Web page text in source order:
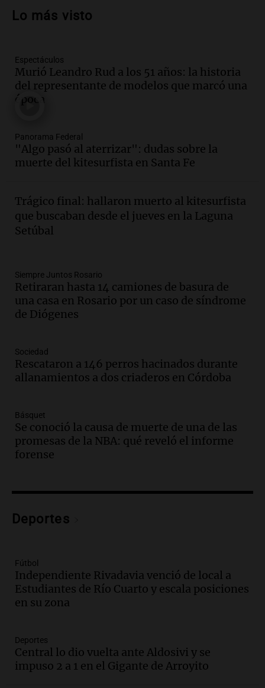
en Villa María
Audio.
la Bulaya abrirá sus puertas mañana con
diversas actividades y sorpresas
Panorama Federal
edificios y proyecta una casa del
estudiante con 48 municipios
involucrados
Episodios
Audio.1° gol de Rosario Central a
Aldosivi (Zalazar en contra) - relato
Gato Greco
Audio.Recomendaciones de vino
bonarda para disfrutar el fin de semana
en Mendoza
Panorama Federal
Audio.
en la Sociedad Rural de Bulaya con
actividades para toda la familia
Audio.
edificios y una casa del estudiante para
jóvenes de la región
Panorama Federal
Audio.Preparativos finales para la gran
Bulaya este sábado
Audio.
Congreso y evacuación por derrame de
oxígeno en Montecastro
Panorama Federal
y llega avión para escuelas de la décima
brigada aérea
Panorama Federal
Lo más visto
Espectáculos
Murió Leandro Rud a los 51 años: la historia
del representante de modelos que marcó una
época
Panorama Federal
"Algo pasó al aterrizar": dudas sobre la
muerte del kitesurfista en Santa Fe
Trágico final: hallaron muerto al kitesurfista
que buscaban desde el jueves en la Laguna
Setúbal
Siempre Juntos Rosario
Retiraran hasta 14 camiones de basura de
una casa en Rosario por un caso de síndrome
de Diógenes
Sociedad
Rescataron a 146 perros hacinados durante
allanamientos a dos criaderos en Córdoba
Básquet
Se conoció la causa de muerte de una de las
promesas de la NBA: qué reveló el informe
forense
Deportes
Fútbol
Independiente Rivadavia venció de local a
Estudiantes de Río Cuarto y escala posiciones
en su zona
Deportes
Central lo dio vuelta ante Aldosivi y se
impuso 2 a 1 en el Gigante de Arroyito